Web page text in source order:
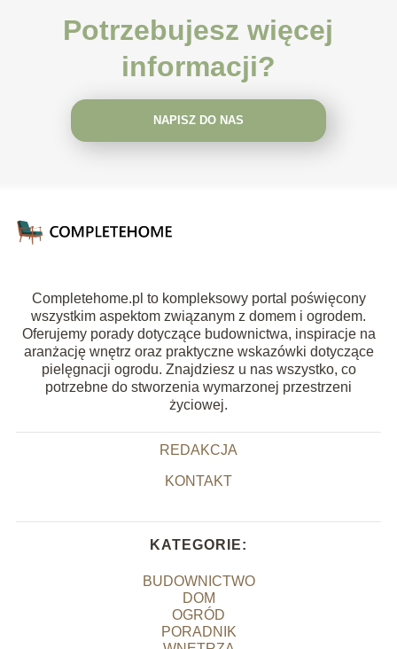
Potrzebujesz więcej
informacji?
NAPISZ DO NAS
Completehome.pl to kompleksowy portal poświęcony
wszystkim aspektom związanym z domem i ogrodem.
Oferujemy porady dotyczące budownictwa, inspiracje na
aranżację wnętrz oraz praktyczne wskazówki dotyczące
pielęgnacji ogrodu. Znajdziesz u nas wszystko, co
potrzebne do stworzenia wymarzonej przestrzeni
życiowej.
REDAKCJA
KONTAKT
KATEGORIE:
BUDOWNICTWO
DOM
OGRÓD
PORADNIK